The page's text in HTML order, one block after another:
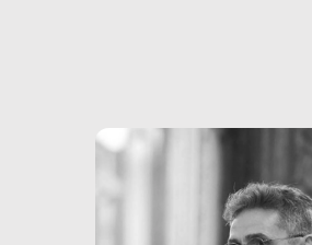
minori. […]